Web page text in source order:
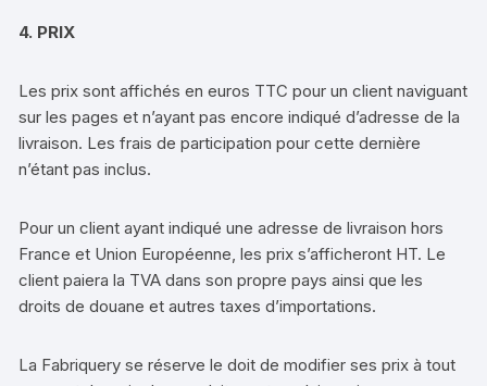
4. PRIX
Les prix sont affichés en euros TTC pour un client naviguant
sur les pages et n’ayant pas encore indiqué d’adresse de la
livraison. Les frais de participation pour cette dernière
n’étant pas inclus.
Pour un client ayant indiqué une adresse de livraison hors
France et Union Européenne, les prix s’afficheront HT. Le
client paiera la TVA dans son propre pays ainsi que les
droits de douane et autres taxes d’importations.
La Fabriquery se réserve le doit de modifier ses prix à tout